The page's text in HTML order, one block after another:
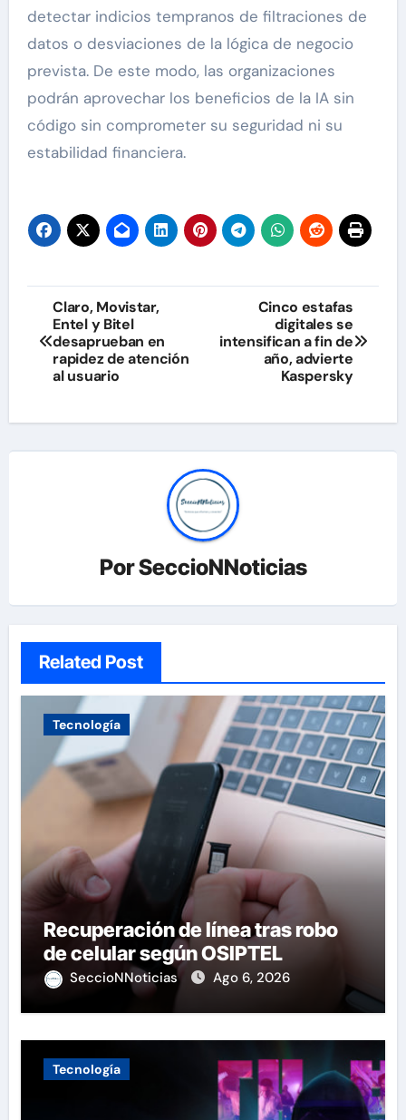
detectar indicios tempranos de filtraciones de
datos o desviaciones de la lógica de negocio
prevista. De este modo, las organizaciones
podrán aprovechar los beneficios de la IA sin
código sin comprometer su seguridad ni su
estabilidad financiera.
Navegación
de
entradas
Claro, Movistar,
Entel y Bitel
desaprueban en
rapidez de atención
al usuario
Cinco estafas
digitales se
intensifican a fin de
año, advierte
Kaspersky
PorSeccioNNoticias
Related Post
Tecnología
Recuperación de línea tras robo
de celular según OSIPTEL
SeccioNNoticias Ago 6, 2026
Tecnología